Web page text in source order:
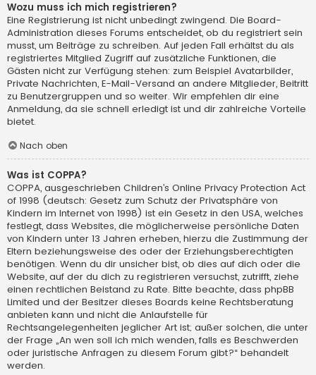
Wozu muss ich mich registrieren?
Eine Registrierung ist nicht unbedingt zwingend. Die Board-
Administration dieses Forums entscheidet, ob du registriert sein
musst, um Beiträge zu schreiben. Auf jeden Fall erhältst du als
registriertes Mitglied Zugriff auf zusätzliche Funktionen, die
Gästen nicht zur Verfügung stehen: zum Beispiel Avatarbilder,
Private Nachrichten, E-Mail-Versand an andere Mitglieder, Beitritt
zu Benutzergruppen und so weiter. Wir empfehlen dir eine
Anmeldung, da sie schnell erledigt ist und dir zahlreiche Vorteile
bietet.
Nach oben
Was ist COPPA?
COPPA, ausgeschrieben Children’s Online Privacy Protection Act
of 1998 (deutsch: Gesetz zum Schutz der Privatsphäre von
Kindern im Internet von 1998) ist ein Gesetz in den USA, welches
festlegt, dass Websites, die möglicherweise persönliche Daten
von Kindern unter 13 Jahren erheben, hierzu die Zustimmung der
Eltern beziehungsweise des oder der Erziehungsberechtigten
benötigen. Wenn du dir unsicher bist, ob dies auf dich oder die
Website, auf der du dich zu registrieren versuchst, zutrifft, ziehe
einen rechtlichen Beistand zu Rate. Bitte beachte, dass phpBB
Limited und der Besitzer dieses Boards keine Rechtsberatung
anbieten kann und nicht die Anlaufstelle für
Rechtsangelegenheiten jeglicher Art ist; außer solchen, die unter
der Frage „An wen soll ich mich wenden, falls es Beschwerden
oder juristische Anfragen zu diesem Forum gibt?“ behandelt
werden.